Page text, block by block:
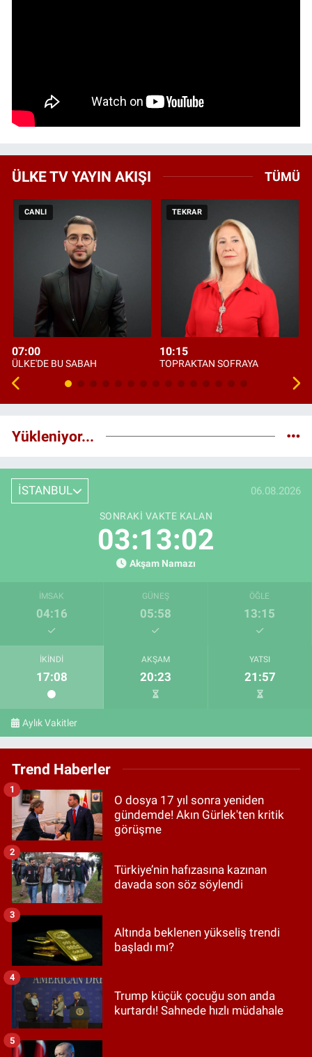
ÜLKE TV YAYIN AKIŞI TÜMÜ
CANLI
07:00
ÜLKE'DE BU SABAH
TEKRAR
10:15
TOPRAKTAN SOFRAYA
Yükleniyor...
İSTANBUL 06.08.2026
SONRAKI VAKTE KALAN
03:13:02
Akşam Namazı
İMSAK
04:16
GÜNEŞ
05:58
ÖĞLE
13:15
İKINDI
17:08
AKŞAM
20:23
YATSI
21:57
Aylık Vakitler
Trend Haberler
O dosya 17 yıl sonra yeniden
gündemde! Akın Gürlek'ten kritik
görüşme
1
Türkiye’nin hafızasına kazınan
davada son söz söylendi
2
Altında beklenen yükseliş trendi
başladı mı?
3
Trump küçük çocuğu son anda
kurtardı! Sahnede hızlı müdahale
4
5